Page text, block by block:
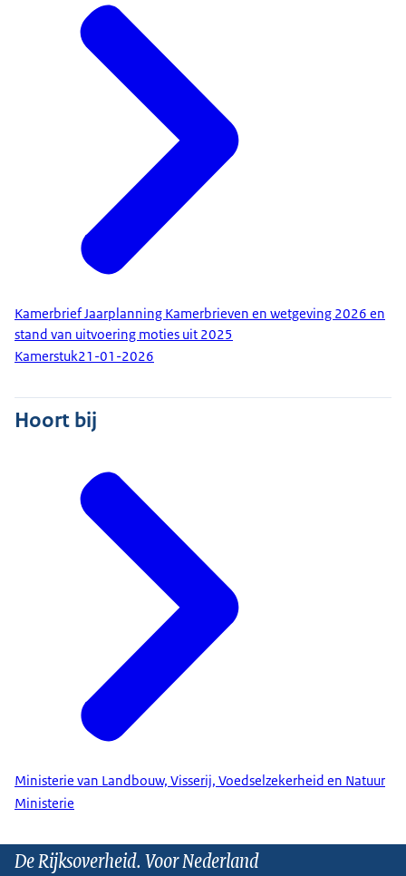
Kamerbrief Jaarplanning Kamerbrieven en wetgeving 2026 en
stand van uitvoering moties uit 2025
Kamerstuk21-01-2026
Hoort bij
Ministerie van Landbouw, Visserij, Voedselzekerheid en Natuur
Ministerie
De Rijksoverheid. Voor Nederland